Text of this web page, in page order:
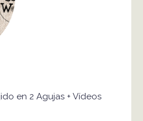
en 2 Agujas + Vídeos